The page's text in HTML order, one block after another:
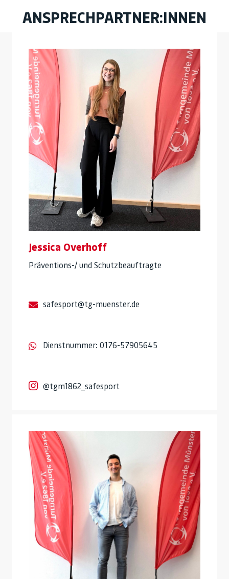
ANSPRECHPARTNER:INNEN
Jessica Overhoff
Präventions-/ und Schutzbeauftragte
safesport@tg-muenster.de
Dienstnummer: 0176-57905645
@tgm1862_safesport